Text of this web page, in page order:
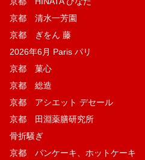
京都 清水一芳園
京都 ぎをん 藤
2026年6月 Paris パリ
京都 菓​心
京都 総造
京都 アシエット デセール
京都 田淵薬膳研究所
骨折騒ぎ
京都 パンケーキ、ホットケーキ